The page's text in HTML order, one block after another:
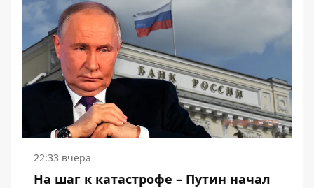
22:33 вчера
На шаг к катастрофе – Путин начал